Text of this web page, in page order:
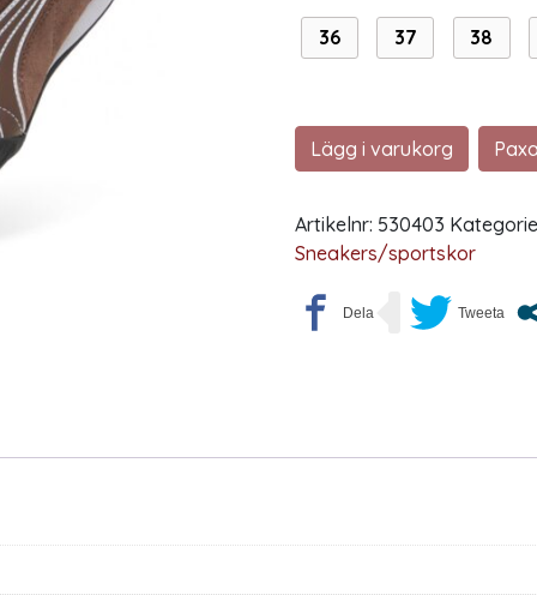
36 37 38
Lägg i varukorg
Artikelnr: 530403
Sneakers/sportskor